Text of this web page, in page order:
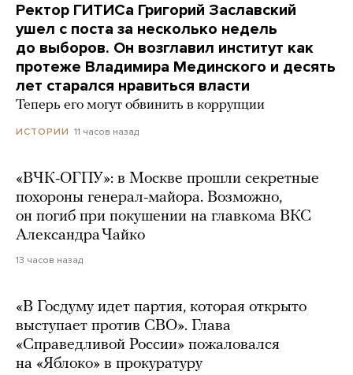
Ректор ГИТИСа Григорий Заславский
ушел с поста за несколько недель
до выборов. Он возглавил институт как
протеже Владимира Мединского и десять
лет старался нравиться власти
Теперь его могут обвинить в коррупции
ИСТОРИИ 11 часов назад
«ВЧК-ОГПУ»: в Москве прошли секретные
похороны генерал-майора. Возможно,
он погиб при покушении на главкома ВКС
Александра Чайко
13 часов назад
«В Госдуму идет партия, которая открыто
выступает против СВО». Глава
«Справедливой России» пожаловался
на «Яблоко» в прокуратуру